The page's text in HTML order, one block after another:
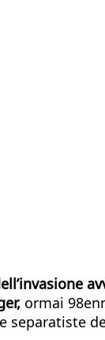
ormai
separatiste